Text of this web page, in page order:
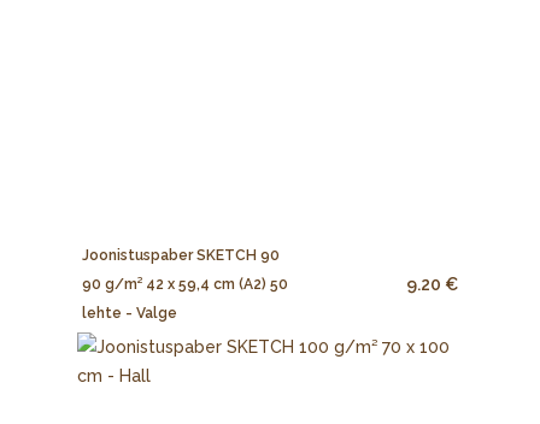
Joonistuspaber SKETCH 90
90 g/m² 42 x 59,4 cm (A2) 50
lehte - Valge
9.20 €